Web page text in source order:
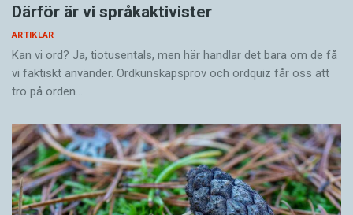
Därför är vi språkaktivister
ARTIKLAR
Kan vi ord? Ja, tiotusentals, men här handlar det bara om de få
vi faktiskt använder. Ordkunskapsprov och ordquiz får oss att
tro på orden…